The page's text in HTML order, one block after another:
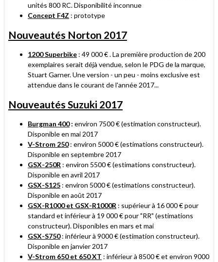
unités 800 RC.Disponibilité inconnue
Concept F4Z : prototype
Nouveautés Norton 2017
1200 Superbike : 49 000 € . La première production de 200
exemplaires serait déjà vendue, selon le PDG de la marque,
Stuart Garner. Une version - un peu - moins exclusive est
attendue dans le courant de l'année 2017...
Nouveautés Suzuki 2017
Burgman 400: environ 7500 € (estimation constructeur).
Disponible en mai 2017
V-Strom 250: environ 5000 € (estimations constructeur).
Disponible en septembre 2017
GSX-250R : environ 5500 € (estimations constructeur).
Disponible en avril 2017
GSX-S125 : environ 5000 € (estimations constructeur).
Disponible en août 2017
GSX-R1000 et GSX-R1000R : supérieur à 16 000 € pour
standard et inférieur à 19 000 € pour "RR" (estimations
constructeur). Disponibles en mars et mai
GSX-S750: inférieur à 9000 € (estimation constructeur).
Disponible en janvier 2017
V-Strom 650 et 650 XT : inférieur à 8500 € et environ 9000